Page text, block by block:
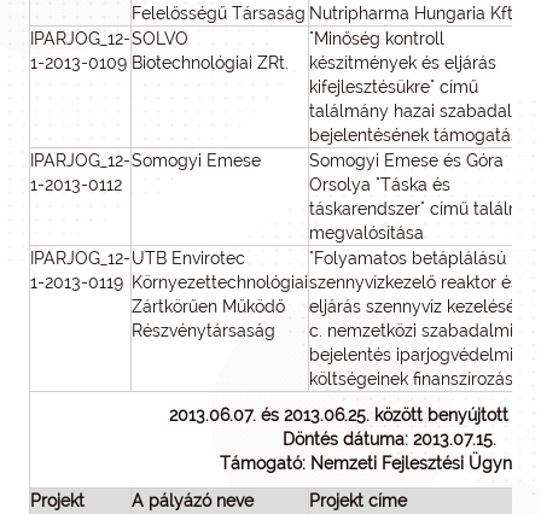
Felelősségű Társaság Nutripharma Hungaria Kft.-
IPARJOG_12-
1-2013-0109
SOLVO
Biotechnológiai ZRt.
"Minőség kontroll
készítmények és eljárás
kifejlesztésükre" című
találmány hazai szabadalmi
bejelentésének támogatása
IPARJOG_12-
1-2013-0112
Somogyi Emese
Somogyi Emese és Góra
Orsolya "Táska és
táskarendszer" című
megvalósítása
IPARJOG_12-
1-2013-0119
UTB Envirotec
Környezettechnológiai
Zártkörűen Működő
Részvénytársaság
"Folyamatos betáplálású
szennyvízkezelő reaktor és
eljárás szennyvíz kezelésére"
c. nemzetközi szabadalmi
bejelentés iparjogvédelmi
költségeinek finanszírozása
2013.06.07. és 2013.06.25. között benyújtott
Döntés dátuma: 2013.07.15.
Támogató: Nemzeti Fejlesztési
Projekt
A pályázó neve Projekt címe